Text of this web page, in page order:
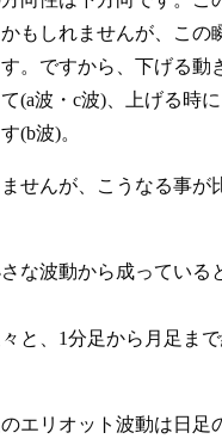
もしれませんが、この
。ですから、下げる動
(a波・c波)、上げる時
(b波)。
せんが、こうなる事が
な波動から成っている
と、1分足から月足ま
エリオット波動は日足